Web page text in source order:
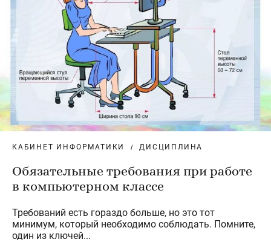
КАБИНЕТ ИНФОРМАТИКИ ДИСЦИПЛИНА
Обязательные требования при работе
в компьютерном классе
Требований есть гораздо больше, но это тот
минимум, который необходимо соблюдать. Помните,
один из ключей...